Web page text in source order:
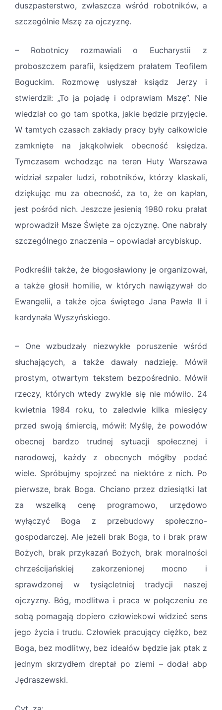
duszpasterstwo, zwłaszcza wśród robotników, a
szczególnie Mszę za ojczyznę.
– Robotnicy rozmawiali o Eucharystii z
proboszczem parafii, księdzem prałatem Teofilem
Boguckim. Rozmowę usłyszał ksiądz Jerzy i
stwierdził: „To ja pojadę i odprawiam Mszę”. Nie
wiedział co go tam spotka, jakie będzie przyjęcie.
W tamtych czasach zakłady pracy były całkowicie
zamknięte na jakąkolwiek obecność księdza.
Tymczasem wchodząc na teren Huty Warszawa
widział szpaler ludzi, robotników, którzy klaskali,
dziękując mu za obecność, za to, że on kapłan,
jest pośród nich. Jeszcze jesienią 1980 roku prałat
wprowadził Msze Święte za ojczyznę. One nabrały
szczególnego znaczenia – opowiadał arcybiskup.
Podkreślił także, że błogosławiony je organizował,
a także głosił homilie, w których nawiązywał do
Ewangelii, a także ojca świętego Jana Pawła II i
kardynała Wyszyńskiego.
– One wzbudzały niezwykłe poruszenie wśród
słuchających, a także dawały nadzieję. Mówił
prostym, otwartym tekstem bezpośrednio. Mówił
rzeczy, których wtedy zwykle się nie mówiło. 24
kwietnia 1984 roku, to zaledwie kilka miesięcy
przed swoją śmiercią, mówił: Myślę, że powodów
obecnej bardzo trudnej sytuacji społecznej i
narodowej, każdy z obecnych mógłby podać
wiele. Spróbujmy spojrzeć na niektóre z nich. Po
pierwsze, brak Boga. Chciano przez dziesiątki lat
za wszelką cenę programowo, urzędowo
wyłączyć Boga z przebudowy społeczno-
gospodarczej. Ale jeżeli brak Boga, to i brak praw
Bożych, brak przykazań Bożych, brak moralności
chrześcijańskiej zakorzenionej mocno i
sprawdzonej w tysiącletniej tradycji naszej
ojczyzny. Bóg, modlitwa i praca w połączeniu ze
sobą pomagają dopiero człowiekowi widzieć sens
jego życia i trudu. Człowiek pracujący ciężko, bez
Boga, bez modlitwy, bez ideałów będzie jak ptak z
jednym skrzydłem dreptał po ziemi – dodał abp
Jędraszewski.